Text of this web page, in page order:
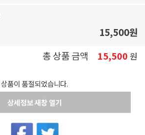
15,500원
총 상품 금액
15,500 원
상품이 품절되었습니다.
상세정보 새창 열기